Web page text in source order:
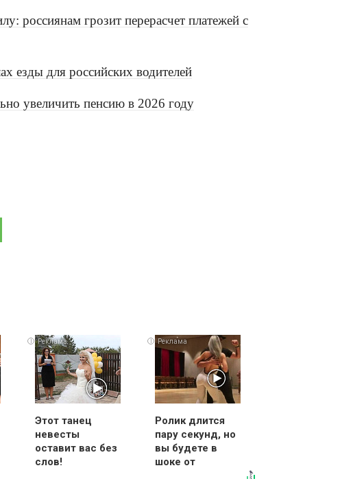
россиянам грозит перерасчет платежей с
езды для российских водителей
увеличить пенсию в 2026 году
i i
Этот танец
невесты
оставит вас без
слов!
Ролик длится
пару секунд, но
вы будете в
шоке от